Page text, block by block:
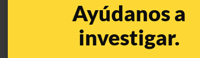
Ayúdanos a
investigar.
estudiantes se gradúen
Jan 3, 2020, 6:14:00 PM